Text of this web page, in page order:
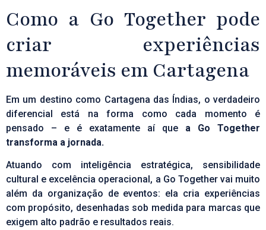
Como a Go Together pode
criar experiências
memoráveis em Cartagena
Em um destino como Cartagena das Índias, o verdadeiro
diferencial está na forma como cada momento é
pensado – e é exatamente aí que a Go Together
transforma a jornada.
Atuando com inteligência estratégica, sensibilidade
cultural e excelência operacional, a Go Together vai muito
além da organização de eventos: ela cria experiências
com propósito, desenhadas sob medida para marcas que
exigem alto padrão e resultados reais.